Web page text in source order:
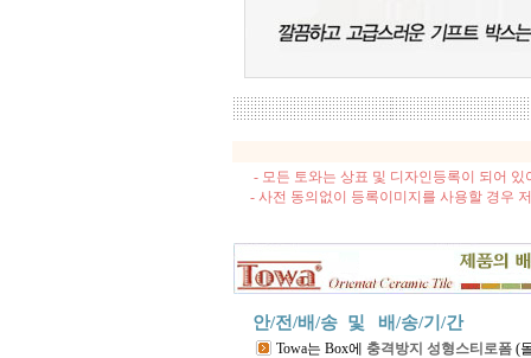
- 모든 토와는 상표 및 디자인등록이 되어
- 사전 동의없이 등록이미지를 사용할 경우
안/전/배/송 및 배/송/기/간
Towa는 Box에 충격방지 성형스티로폼 (